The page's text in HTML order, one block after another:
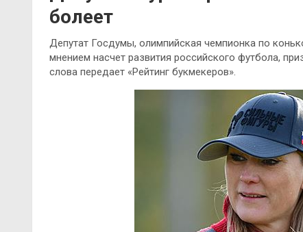
болеет
Депутат Госдумы, олимпийская чемпионка по
мнением насчет развития российского футбола,
слова передает «Рейтинг букмекеров».